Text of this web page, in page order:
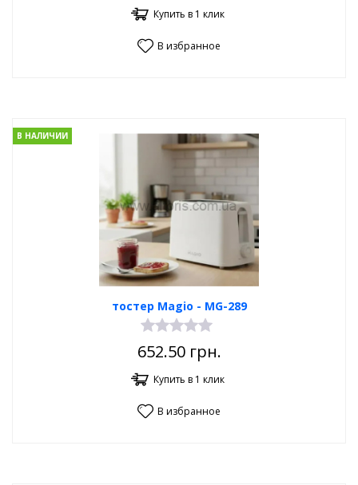
Купить в 1 клик
В избранное
тостер Magio - МG-289
В НАЛИЧИИ
652.50грн.
Купить в 1 клик
В избранное